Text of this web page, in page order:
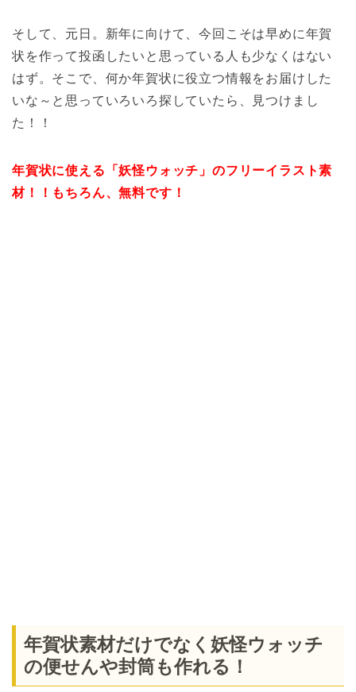
そして、元日。新年に向けて、今回こそは早めに年賀
状を作って投函したいと思っている人も少なくはない
はず。そこで、何か年賀状に役立つ情報をお届けした
いな～と思っていろいろ探していたら、見つけまし
た！！
年賀状に使える「妖怪ウォッチ」のフリーイラスト素
材！！もちろん、無料です！
年賀状素材だけでなく妖怪ウォッチ
の便せんや封筒も作れる！